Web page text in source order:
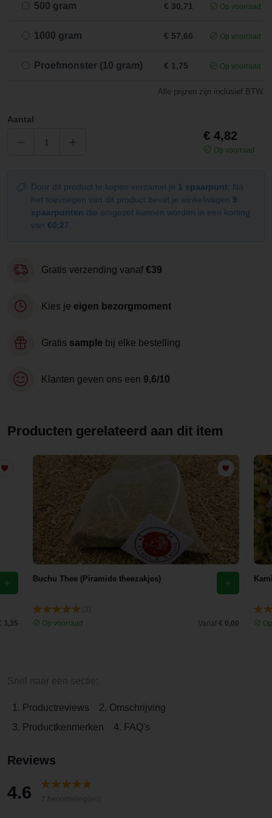
500 gram € 30,71 Op voorraad
1000 gram € 57,66 Op voorraad
Proefmonster (10 gram) € 1,75 Op voorraad
Alle prijzen zijn inclusief BTW.
Aantal
€ 4,82
Op voorraad
Door dit product te kopen verzamel je 1 spaarpunt . Na
het toevoegen van dit product bevat je winkelwagen 9
spaarpunten die omgezet kunnen worden in een korting
van €0,27
Gratis verzending vanaf €39
Kies je eigen bezorgmoment
Gratis sample bij elke bestelling
Klanten geven ons een 9,6/10
Producten gerelateerd aan dit item
3,35
Buchu Thee (Piramide theezakjes)
Op voorraad
Vanaf € 0,00
1. Productreviews
2. Omschrijving
3. Productkenmerken
4. FAQ's
Reviews
4.6